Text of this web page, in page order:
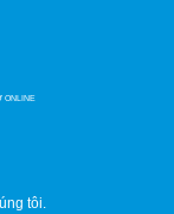
ONLINE
tôi.